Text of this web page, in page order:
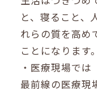
と、寝ること、
れらの質を高め
ことになります。
・医療現場では
最前線の医療現